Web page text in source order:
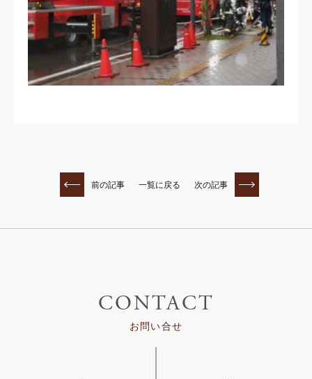
前の記事 一覧に戻る 次の記事
CONTACT
お問い合せ